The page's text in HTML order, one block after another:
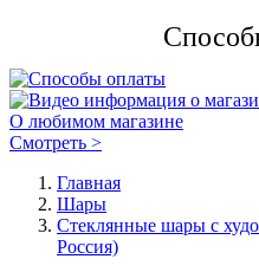
О любимом магазине
Смотреть >
Главная
Шары
Стеклянные шары с
Россия)